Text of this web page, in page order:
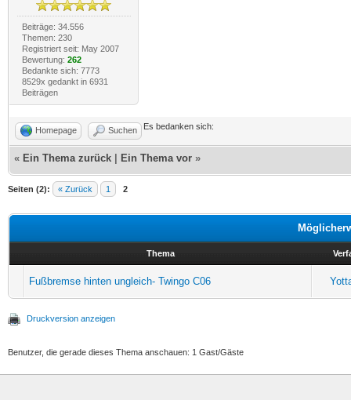
Beiträge: 34.556
Themen: 230
Registriert seit: May 2007
Bewertung: 262
Bedankte sich: 7773
8529x gedankt in 6931
Beiträgen
Homepage Suchen Es bedanken sich:
« Ein Thema zurück Ein Thema vor »
Seiten (2): « Zurück 1 2
Thema
Fußbremse hinten ungleich- Twingo C06
Druckversion anzeigen
Benutzer, die gerade dieses Thema anschauen: 1 Gast/Gäste